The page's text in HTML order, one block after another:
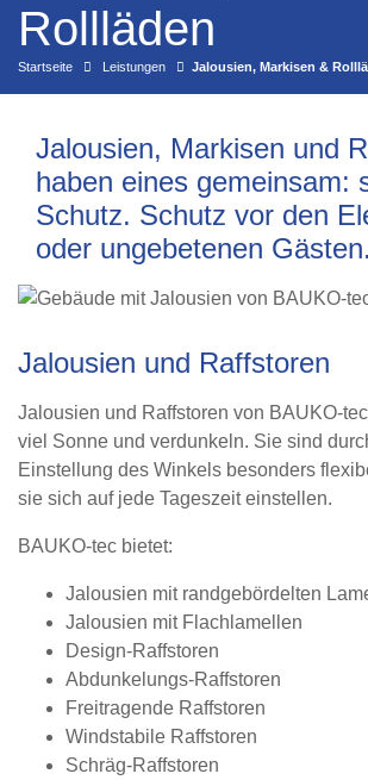
Rollläden
Startseite Leistungen Jalousien, Markisen &
Jalousien, Markisen und
haben eines gemeinsam:
Schutz. Schutz vor den
oder ungebetenen Gästen.
Jalousien und Raffstoren
Jalousien und Raffstoren von BAUKO-
viel Sonne und verdunkeln. Sie sind
Einstellung des Winkels besonders
sie sich auf jede Tageszeit einstellen.
BAUKO-tec bietet:
Jalousien mit randgebördelten
Jalousien mit Flachlamellen
Design-Raffstoren
Abdunkelungs-Raffstoren
Freitragende Raffstoren
Windstabile Raffstoren
Schräg-Raffstoren